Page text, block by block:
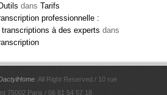
dans Tarifs
professionnelle :
transcriptions à des experts dans
. All Right Reserved./ 10 rue
75002 Paris / 06 81 54 57 18